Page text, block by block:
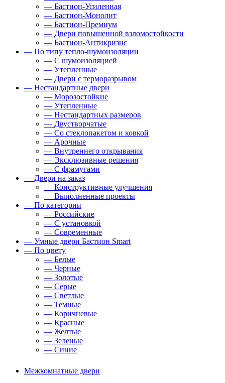
— Бастион-Усиленная
— Бастион-Монолит
— Бастион-Премиум
— Двери повышенной взломостойкости
— Бастион-Антикризис
— По типу тепло-шумоизоляции
— С шумоизоляцией
— Утепленные
— Двери с терморазрывом
— Нестандартные двери
— Морозостойкие
— Утепленные
— Нестандартных размеров
— Двустворчатые
— Со стеклопакетом и ковкой
— Арочные
— Внутреннего открывания
— Эксклюзивные решения
— С фрамугами
— Двери на заказ
— Конструктивные улучшения
— Выполненные проекты
— По категории
— Российские
— С установкой
— Современные
— Умные двери Бастион Smart
— По цвету
— Белые
— Черные
— Золотые
— Серые
— Светлые
— Темные
— Коричневые
— Красные
— Желтые
— Зеленые
— Синие
Межкомнатные двери